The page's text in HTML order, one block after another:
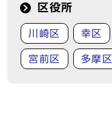
区役所
川崎区 幸区
宮前区 多摩区